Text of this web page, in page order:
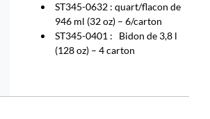
ST345-0632 : quart/flacon de
946 ml (32 oz) – 6/carton
ST345-0401 :
Bidon de 3,8 l
(128 oz) – 4 carton